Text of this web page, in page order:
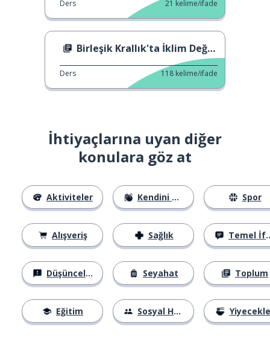
Ders 21 kelime/ifade
Birleşik Krallık'ta İklim Değişikliği
Ders 118 kelime/ifade
İhtiyaçlarına uyan diğer
konulara göz at
Aktiviteler
Alışveriş
Düşünceler
Eğitim
Kendini Tanıtma
Sağlık
Seyahat
Sosyal Hayat
Spor
Temel İfadeler
Toplum